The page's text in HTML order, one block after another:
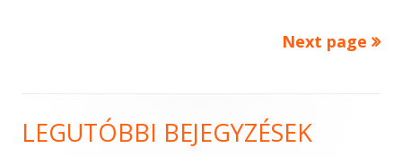
Next page
Main
LEGUTÓBBI BEJEGYZÉSEK